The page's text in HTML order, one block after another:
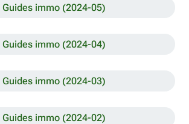
Guides immo (2024-05)
Guides immo (2024-04)
Guides immo (2024-03)
Guides immo (2024-02)